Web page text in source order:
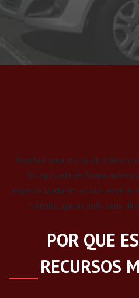
Recebeu uma multa de trânsito
foi aplicada de forma
especializada em ajudar você a
trânsito, garantindo seus
POR QUE
RECURSOS